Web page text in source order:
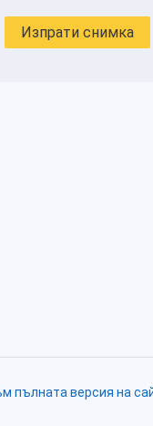
Изпрати снимка
пълната версия на